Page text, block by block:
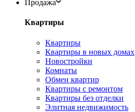
Продажа
Квартиры
Квартиры
Квартиры в новых домах
Новостройки
Комнаты
Обмен квартир
Квартиры с ремонтом
Квартиры без отделки
Элитная недвижимость